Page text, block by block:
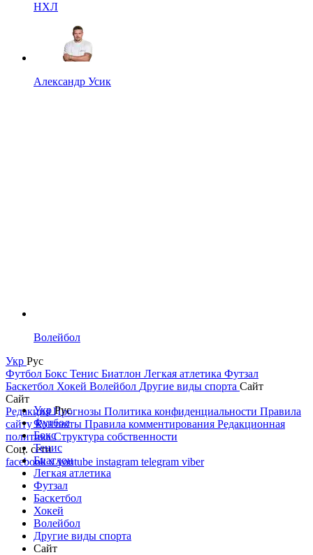
НХЛ
Александр Усик
Волейбол
Укр Рус
Футбол Бокс Тенис Биатлон Легкая атлетика Футзал
Баскетбол Хокей Волейбол Другие виды спорта Сайт
Сайт
РедакцияПрогнозы Политика конфиденциальности Правила
сайтуКонтакты Правила комментирования Редакционная
политикаСтруктура собственности
Соц. сети
facebookxyoutube instagram telegram viber
УкрРус
Футбол
Бокс
Тенис
Биатлон
Легкая атлетика
Футзал
Баскетбол
Хокей
Волейбол
Другие виды спорта
Сайт